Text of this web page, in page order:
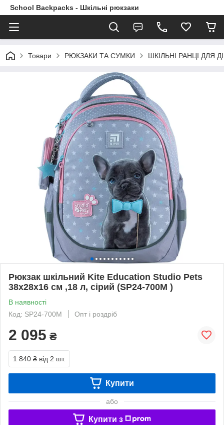
School Backpacks - Шкільні рюкзаки
Товари РЮКЗАКИ ТА СУМКИ ШКІЛЬНІ РАНЦІ ДЛЯ
Рюкзак шкільний Kite Education Studio Pets
38x28x16 см ,18 л, сірий (SP24-700M )
В наявності
Код: SP24-700M
Опт і роздріб
2 095 ₴
1 840 ₴ від 2 шт.
Купити
або
Купити з